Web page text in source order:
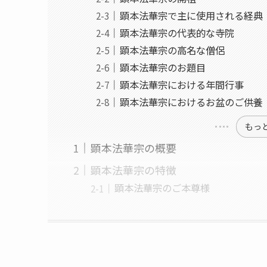
顕本法華宗で主に使用される経典
顕本法華宗の代表的な寺院
顕本法華宗の高名な僧侶
顕本法華宗のお題目
顕本法華宗における年間行事
顕本法華宗におけるお盆のご供養
もっ
顕本法華宗の概要
顕本法華宗の特徴
顕本法華宗のご本尊様